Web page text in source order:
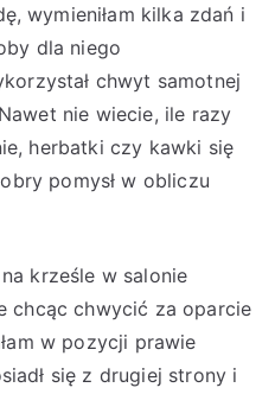
wymieniłam kilka zdań i
dla niego
chwyt samotnej
nie wiecie, ile razy
herbatki czy kawki się
pomysł w obliczu
krześle w salonie
chcąc chwycić za oparcie
w pozycji prawie
się z drugiej strony i